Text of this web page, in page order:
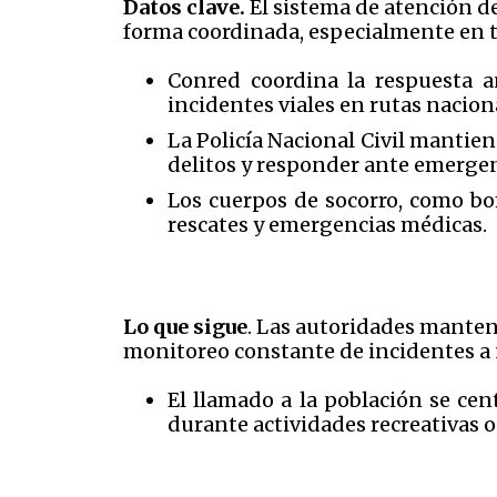
Datos clave. El sistema de atención
forma coordinada, especialmente en
Conred coordina la respuesta
incidentes viales en rutas
La Policía Nacional Civil
delitos y responder ante
Los cuerpos de socorro, como
rescates y emergencias médicas.
Lo que sigue. Las autoridades
monitoreo constante de incidentes
El llamado a la población se
durante actividades recreativas